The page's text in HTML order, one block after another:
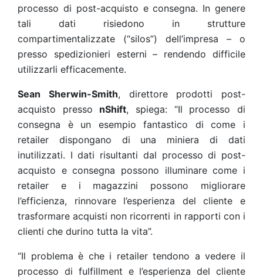
processo di post-acquisto e consegna. In genere
tali dati risiedono in strutture
compartimentalizzate (“silos”) dell’impresa – o
presso spedizionieri esterni – rendendo difficile
utilizzarli efficacemente.
Sean Sherwin-Smith, direttore prodotti post-
acquisto presso nShift, spiega: “Il processo di
consegna è un esempio fantastico di come i
retailer dispongano di una miniera di dati
inutilizzati. I dati risultanti dal processo di post-
acquisto e consegna possono illuminare come i
retailer e i magazzini possono migliorare
l’efficienza, rinnovare l’esperienza del cliente e
trasformare acquisti non ricorrenti in rapporti con i
clienti che durino tutta la vita”.
“Il problema è che i retailer tendono a vedere il
processo di fulfillment e l’esperienza del cliente